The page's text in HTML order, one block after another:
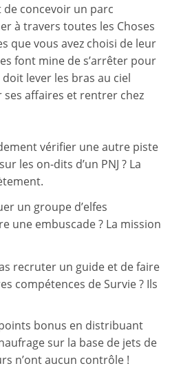
concevoir un parc
à travers toutes les Choses
que vous avez choisi de leur
font mine de s’arrêter pour
lever les bras au ciel
ses affaires et rentrer chez
vérifier une autre piste
les on-dits d’un PNJ ? La
un groupe d’elfes
une embuscade ? La mission
recruter un guide et de faire
compétences de Survie ? Ils
bonus en distribuant
sur la base de jets de
n’ont aucun contrôle !